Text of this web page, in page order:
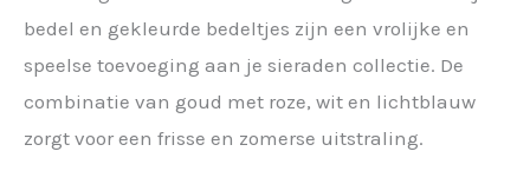
bedel en gekleurde bedeltjes zijn een vrolijke en
speelse toevoeging aan je sieraden collectie. De
combinatie van goud met roze, wit en lichtblauw
zorgt voor een frisse en zomerse uitstraling.